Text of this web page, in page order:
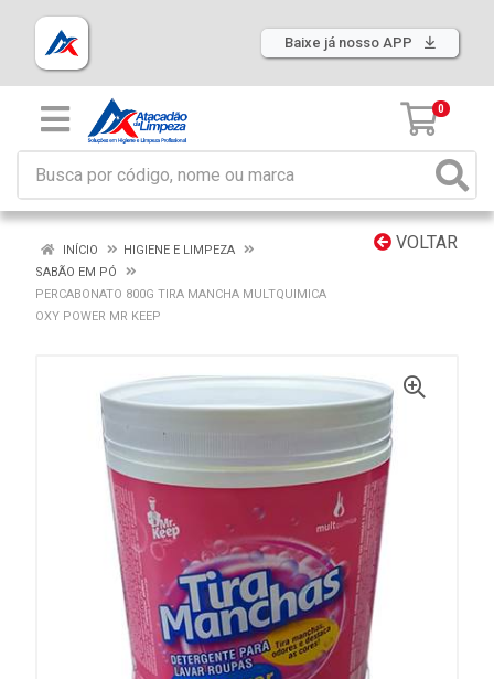
Baixe já nosso APP
0
VOLTAR
INÍCIO
HIGIENE E LIMPEZA
SABÃO EM PÓ
PERCABONATO 800G TIRA MANCHA MULTQUIMICA
OXY POWER MR KEEP